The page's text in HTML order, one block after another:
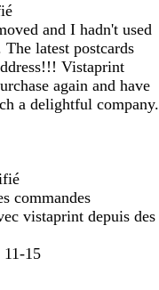
and I hadn't used
latest postcards
Vistaprint
again and have
a delightful company.
commandes
vistaprint depuis des
11-15